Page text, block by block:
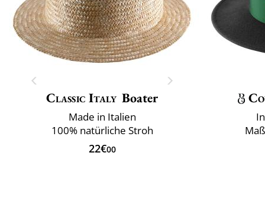
Classic Italy Boater
Made in Italien
100% natürliche Stroh
22€00